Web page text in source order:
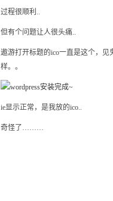
过程很顺利..
但有个问题让人很头痛..
遨游打开标题的ico一直是这个，
样。。
ie显示正常，是我放的ico..
奇怪了………